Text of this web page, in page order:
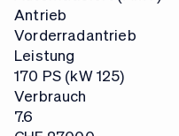
Antrieb
Vorderradantrieb
Leistung
170 PS (kW 125)
Verbrauch
7.6